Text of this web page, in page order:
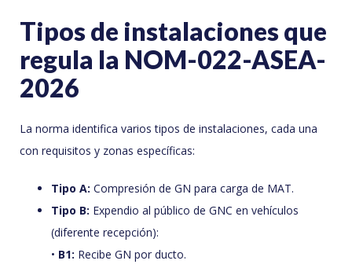
Tipos de instalaciones que
regula la NOM-022-ASEA-
2026
La norma identifica varios tipos de instalaciones, cada una
con requisitos y zonas específicas:
Tipo A: Compresión de GN para carga de MAT.
Tipo B: Expendio al público de GNC en vehículos
(diferente recepción):
• B1: Recibe GN por ducto.